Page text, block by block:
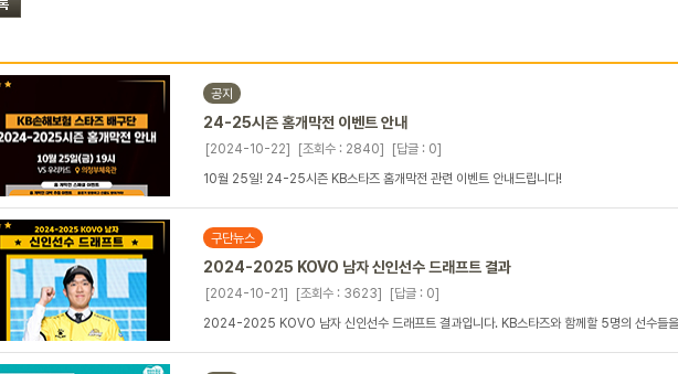
공지
24-25시즌 홈개막전 이벤트 안내
[2024-10-22] [조회수 : 2840]
[답글 : 0]
10월 25일! 24-25시즌 KB스타즈 홈개막전 관련 이벤트 안내드립니다!
구단뉴스
2024-2025 KOVO 남자 신인선수 드래프트 결과
[2024-10-21] [조회수 : 3623]
[답글 : 0]
2024-2025 KOVO 남자 신인선수 드래프트 결과입니다. KB스타즈와 함께할 5명의 선수들